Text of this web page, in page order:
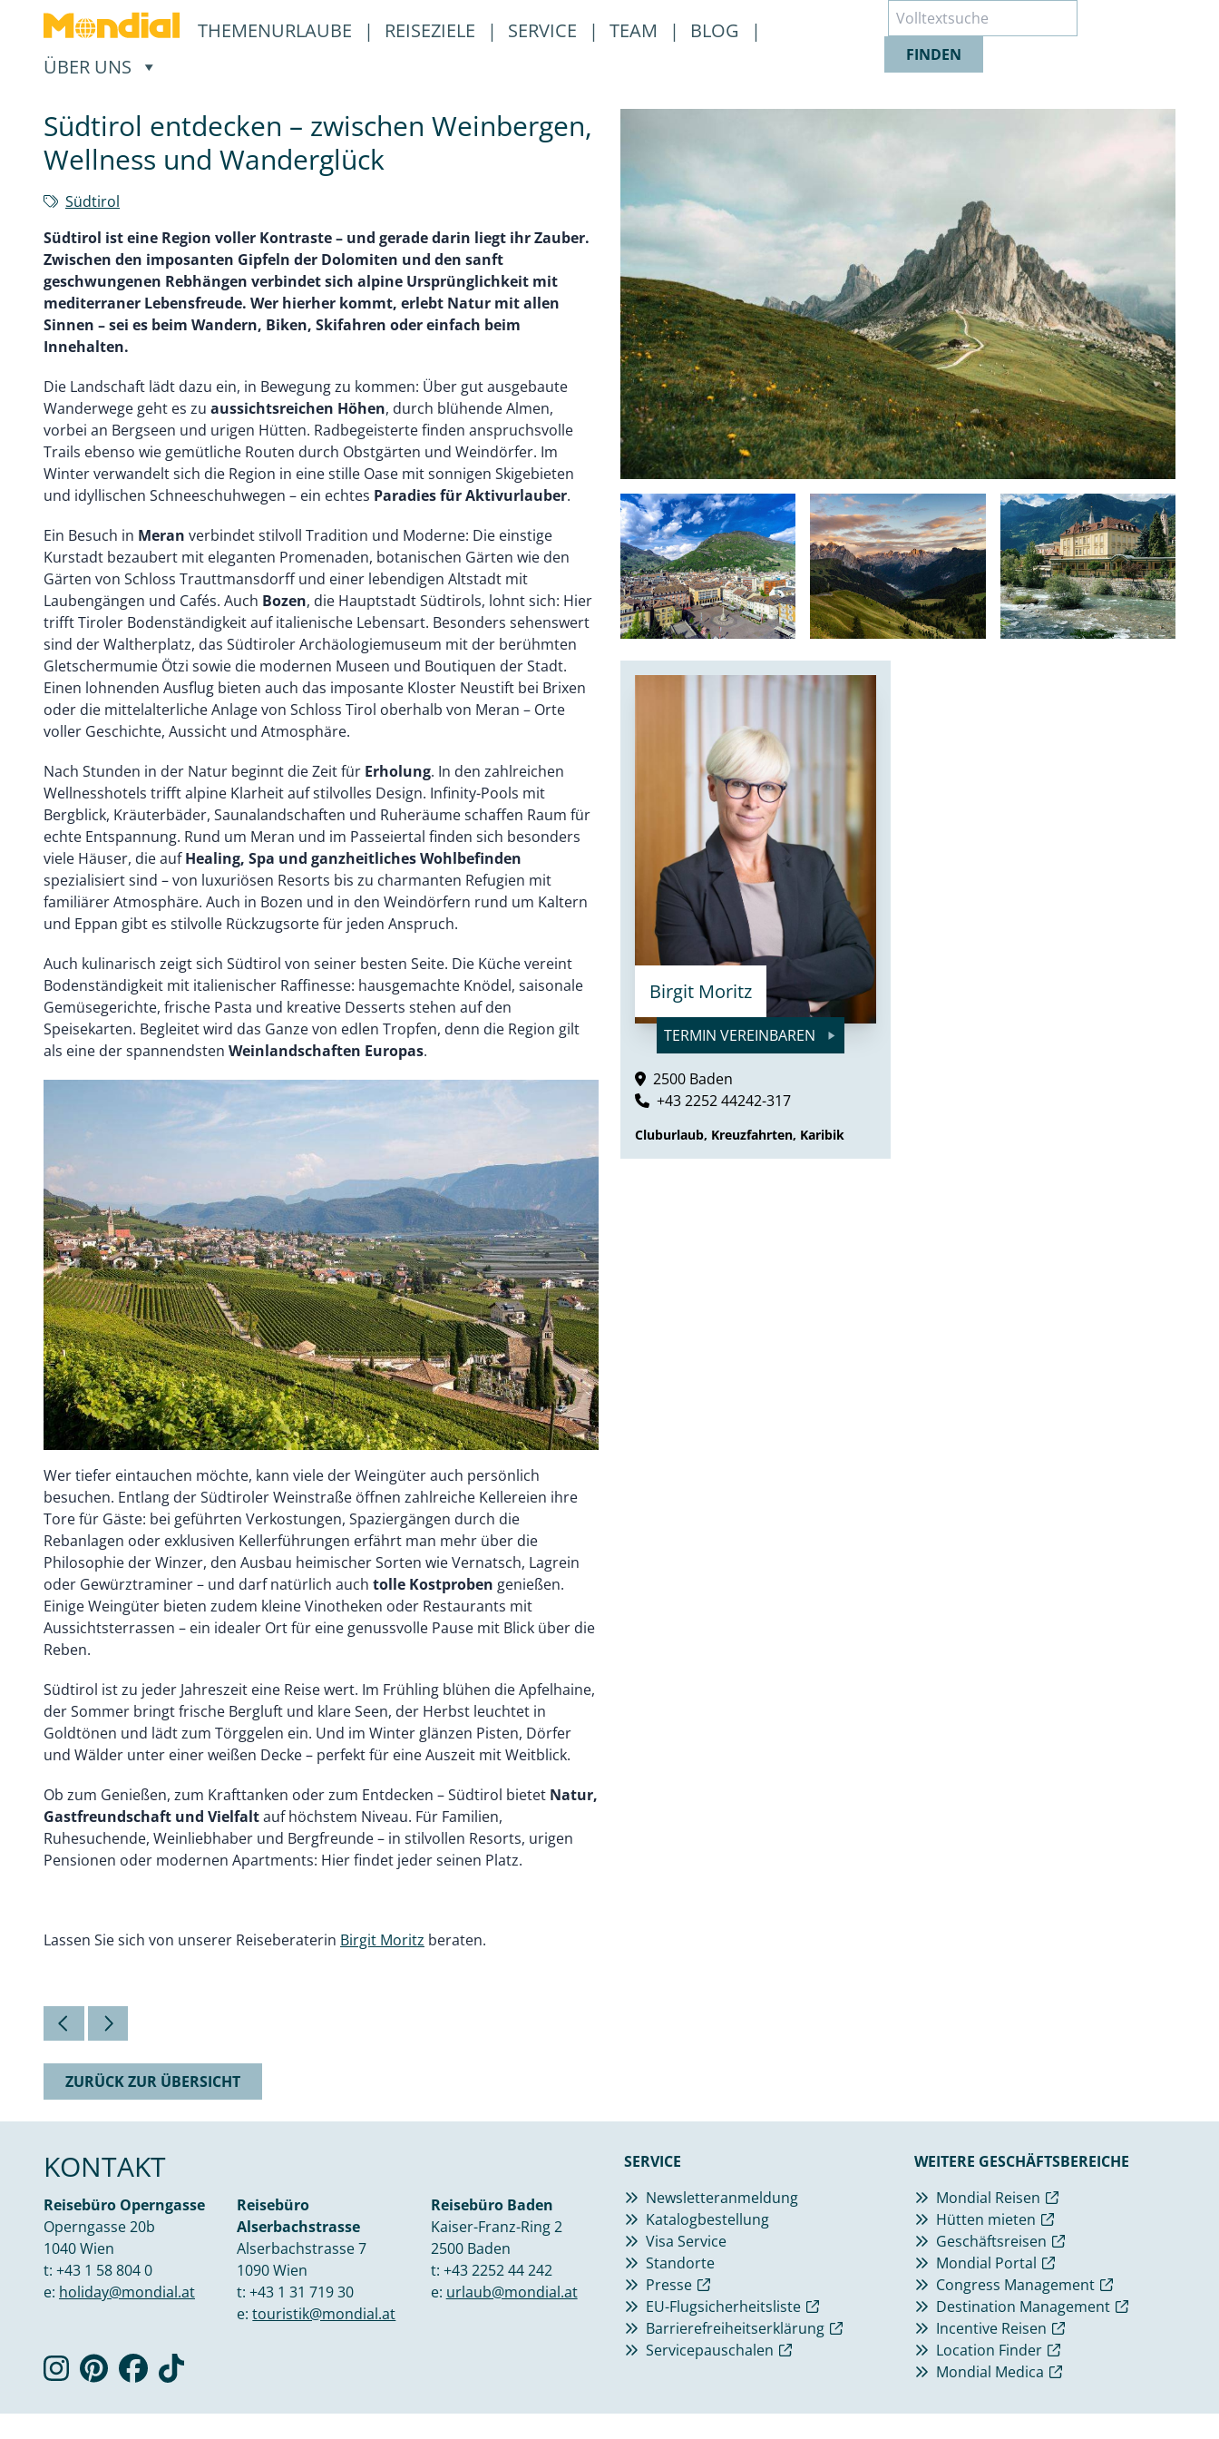
THEMENURLAUBE | REISEZIELE | SERVICE | TEAM | BLOG
|
ÜBER UNS , ÖFFNET EIN UNTERMENÜ
Suche
FINDEN
Südtirol entdecken – zwischen Weinbergen,
Wellness und Wanderglück
Südtirol
Südtirol ist eine Region voller Kontraste – und gerade darin liegt ihr Zauber.
Zwischen den imposanten Gipfeln der Dolomiten und den sanft
geschwungenen Rebhängen verbindet sich alpine Ursprünglichkeit mit
mediterraner Lebensfreude. Wer hierher kommt, erlebt Natur mit allen
Sinnen – sei es beim Wandern, Biken, Skifahren oder einfach beim
Innehalten.
Die Landschaft lädt dazu ein, in Bewegung zu kommen: Über gut ausgebaute
Wanderwege geht es zu aussichtsreichen Höhen, durch blühende Almen,
vorbei an Bergseen und urigen Hütten. Radbegeisterte finden anspruchsvolle
Trails ebenso wie gemütliche Routen durch Obstgärten und Weindörfer. Im
Winter verwandelt sich die Region in eine stille Oase mit sonnigen Skigebieten
und idyllischen Schneeschuhwegen – ein echtes Paradies für Aktivurlauber.
Ein Besuch in Meran verbindet stilvoll Tradition und Moderne: Die einstige
Kurstadt bezaubert mit eleganten Promenaden, botanischen Gärten wie den
Gärten von Schloss Trauttmansdorff und einer lebendigen Altstadt mit
Laubengängen und Cafés. Auch Bozen, die Hauptstadt Südtirols, lohnt sich: Hier
trifft Tiroler Bodenständigkeit auf italienische Lebensart. Besonders sehenswert
sind der Waltherplatz, das Südtiroler Archäologiemuseum mit der berühmten
Gletschermumie Ötzi sowie die modernen Museen und Boutiquen der Stadt.
Einen lohnenden Ausflug bieten auch das imposante Kloster Neustift bei Brixen
oder die mittelalterliche Anlage von Schloss Tirol oberhalb von Meran – Orte
voller Geschichte, Aussicht und Atmosphäre.
Nach Stunden in der Natur beginnt die Zeit für Erholung. In den zahlreichen
Wellnesshotels trifft alpine Klarheit auf stilvolles Design. Infinity-Pools mit
Bergblick, Kräuterbäder, Saunalandschaften und Ruheräume schaffen Raum für
echte Entspannung. Rund um Meran und im Passeiertal finden sich besonders
viele Häuser, die aufHealing, Spa und ganzheitliches Wohlbefinden
spezialisiert sind – von luxuriösen Resorts bis zu charmanten Refugien mit
familiärer Atmosphäre. Auch in Bozen und in den Weindörfern rund um Kaltern
und Eppan gibt es stilvolle Rückzugsorte für jeden Anspruch.
Auch kulinarisch zeigt sich Südtirol von seiner besten Seite. Die Küche vereint
Bodenständigkeit mit italienischer Raffinesse: hausgemachte Knödel, saisonale
Gemüsegerichte, frische Pasta und kreative Desserts stehen auf den
Speisekarten. Begleitet wird das Ganze von edlen Tropfen, denn die Region gilt
als eine der spannendsten Weinlandschaften Europas.
Wer tiefer eintauchen möchte, kann viele der Weingüter auch persönlich
besuchen. Entlang der Südtiroler Weinstraße öffnen zahlreiche Kellereien ihre
Tore für Gäste: bei geführten Verkostungen, Spaziergängen durch die
Rebanlagen oder exklusiven Kellerführungen erfährt man mehr über die
Philosophie der Winzer, den Ausbau heimischer Sorten wie Vernatsch, Lagrein
oder Gewürztraminer – und darf natürlich auch tolle Kostproben genießen.
Einige Weingüter bieten zudem kleine Vinotheken oder Restaurants mit
Aussichtsterrassen – ein idealer Ort für eine genussvolle Pause mit Blick über die
Reben.
Südtirol ist zu jeder Jahreszeit eine Reise wert. Im Frühling blühen die Apfelhaine,
der Sommer bringt frische Bergluft und klare Seen, der Herbst leuchtet in
Goldtönen und lädt zum Törggelen ein. Und im Winter glänzen Pisten, Dörfer
und Wälder unter einer weißen Decke – perfekt für eine Auszeit mit Weitblick.
Ob zum Genießen, zum Krafttanken oder zum Entdecken – Südtirol bietet Natur,
Gastfreundschaft und Vielfaltauf höchstem Niveau. Für Familien,
Ruhesuchende, Weinliebhaber und Bergfreunde – in stilvollen Resorts, urigen
Pensionen oder modernen Apartments: Hier findet jeder seinen Platz.
Lassen Sie sich von unserer Reiseberaterin Birgit Moritz beraten.
Birgit Moritz
TERMIN VEREINBAREN
2500 Baden
+43 2252 44242-317
Cluburlaub, Kreuzfahrten, Karibik
ZURÜCK ZUR ÜBERSICHT
KONTAKT
Reisebüro Operngasse
Operngasse 20b
1040 Wien
t: +43 1 58 804 0
e: holiday@mondial.at
Reisebüro
Alserbachstrasse
Alserbachstrasse 7
1090 Wien
t:+43 1 31 719 30
e:touristik@mondial.at
Reisebüro Baden
Kaiser-Franz-Ring 2
2500 Baden
t: +43 2252 44 242
e: urlaub@mondial.at
SERVICE
Newsletteranmeldung
Katalogbestellung
Visa Service
Standorte
Presse
EU-Flugsicherheitsliste
Barrierefreiheitserklärung
Servicepauschalen
WEITERE GESCHÄFTSBEREICHE
Mondial Reisen
Hütten mieten
Geschäftsreisen
Mondial Portal
Congress Management
Destination Management
Incentive Reisen
Location Finder
Mondial Medica